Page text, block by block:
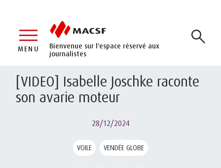
Bienvenue sur l'espace réservé aux
journalistes
MENU
[VIDEO] Isabelle Joschke raconte
son avarie moteur
28/12/2024
VOILE VENDÉE GLOBE